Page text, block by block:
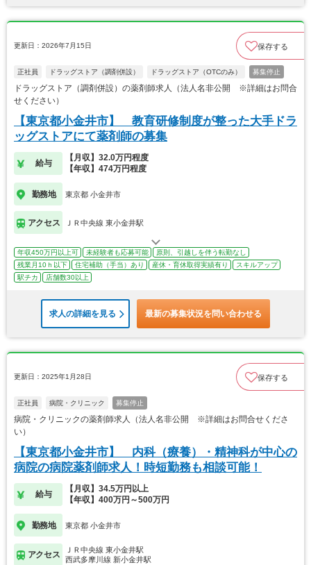
更新日：2026年7月15日 保存する
正社員 ドラッグストア（調剤併設） ドラッグストア（OTCのみ） 募集停止
ドラッグストア（調剤併設）の薬剤師求人（法人名非公開 ※詳細はお問合
せください）
【東京都小金井市】 教育研修制度が整った大手ドラ
ッグストアにて薬剤師の募集
給与
【月収】32.0万円程度
【年収】474万円程度
勤務地 東京都 小金井市
アクセス ＪＲ中央線 東小金井駅
年収450万円以上可 未経験者も応募可能
原則、引越しを伴う転勤なし
残業月10ｈ以下
住宅補助（手当）あり 産休・育休取得実績有り
スキルアップ
駅チカ
店舗数30以上
求人の詳細を見る 最新の募集状況を問い合わせる
更新日：2025年1月28日 保存する
正社員 病院・クリニック 募集停止
病院・クリニックの薬剤師求人（法人名非公開 ※詳細はお問合せくださ
い）
【東京都小金井市】 内科（療養）・精神科が中心の
病院の病院薬剤師求人！時短勤務も相談可能！
給与
【月収】34.5万円以上
【年収】400万円～500万円
勤務地 東京都 小金井市
アクセス
ＪＲ中央線 東小金井駅
西武多摩川線 新小金井駅